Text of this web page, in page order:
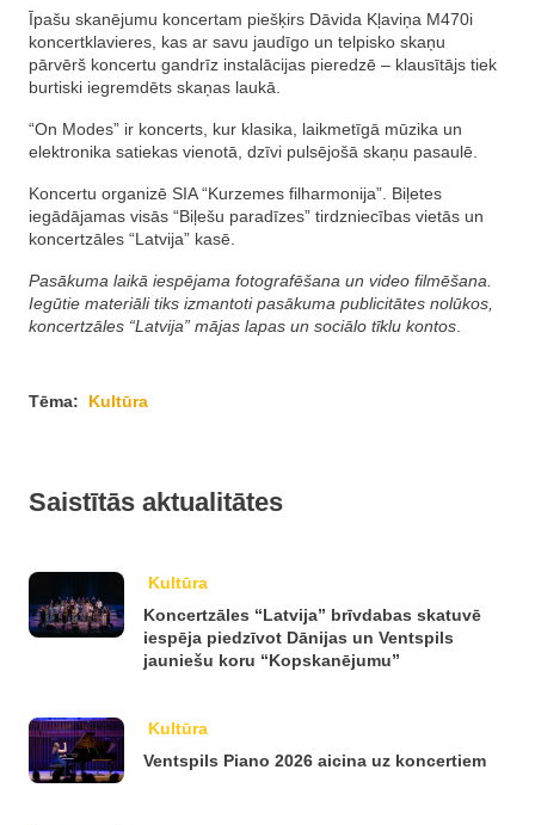
Īpašu skanējumu koncertam piešķirs Dāvida Kļaviņa M470i
koncertklavieres, kas ar savu jaudīgo un telpisko skaņu
pārvērš koncertu gandrīz instalācijas pieredzē – klausītājs tiek
burtiski iegremdēts skaņas laukā.
“On Modes” ir koncerts, kur klasika, laikmetīgā mūzika un
elektronika satiekas vienotā, dzīvi pulsējošā skaņu pasaulē.
Koncertu organizē SIA “Kurzemes filharmonija”. Biļetes
iegādājamas visās “Biļešu paradīzes” tirdzniecības vietās un
koncertzāles “Latvija” kasē.
Pasākuma laikā iespējama fotografēšana un video filmēšana.
Iegūtie materiāli tiks izmantoti pasākuma publicitātes nolūkos,
koncertzāles “Latvija” mājas lapas un sociālo tīklu kontos
Tēma: Kultūra
Saistītās aktualitātes
Kultūra
Koncertzāles “Latvija” brīvdabas skatuvē
iespēja piedzīvot Dānijas un Ventspils
jauniešu koru “Kopskanējumu”
Kultūra
Ventspils Piano 2026 aicina uz koncertiem